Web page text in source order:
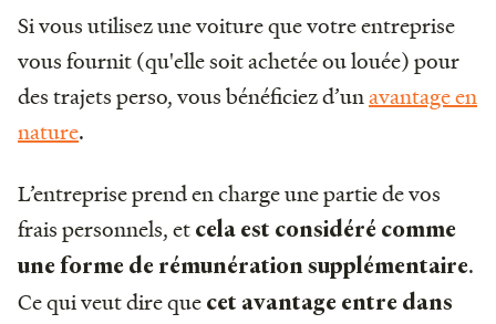
Si vous utilisez une voiture que votre entreprise
vous fournit (qu'elle soit achetée ou louée) pour
des trajets perso, vous bénéficiez d’unavantage en
nature.
L’entreprise prend en charge une partie de vos
frais personnels, et cela est considéré comme
une forme de rémunération supplémentaire.
Ce qui veut dire que cet avantage entre dans